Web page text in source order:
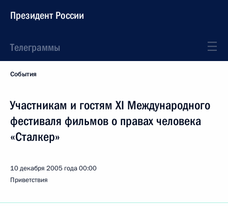
Президент России
Телеграммы
События
Участникам и гостям XI Международного
фестиваля фильмов о правах человека
«Сталкер»
10 декабря 2005 года00:00
Приветствия